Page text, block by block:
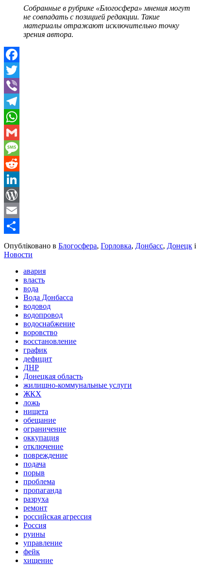
Собранные в рубрике «Блогосфера» мнения могут
не совпадать с позицией редакции. Такие
материалы отражают исключительно точку
зрения автора.
Facebook
Twitter
Viber
Telegram
WhatsApp
Gmail
Message
Reddit
LinkedIn
WordPress
Email
Share
Опубліковано в Блогосфера, Горловка, Донбасс, Донецк і
Новости
авария
власть
вода
Вода Донбасса
водовод
водопровод
водоснабжение
воровство
восстановление
график
дефицит
ДНР
Донецкая область
жилищно-коммунальные услуги
ЖКХ
ложь
нищета
обещание
ограничение
оккупация
отключение
повреждение
подача
порыв
проблема
пропаганда
разруха
ремонт
российская агрессия
Россия
руины
управление
фейк
хищение